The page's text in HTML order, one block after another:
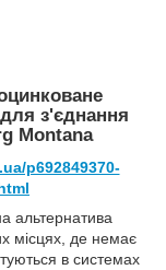
з'єднання
Montana
p692849370-
альтернатива
місцях, де немає
в системах